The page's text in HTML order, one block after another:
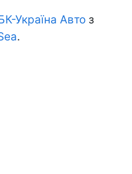
Україна Авто з
.